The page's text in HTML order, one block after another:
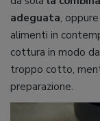
adeguata,
alimenti in
cottura in modo
troppo cotto,
preparazione.